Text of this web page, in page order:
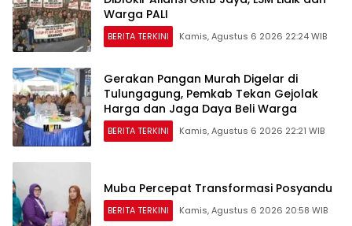
Warga PALI
BERITA TERKINI Kamis, Agustus 6 2026 22:24 WIB
Gerakan Pangan Murah Digelar di
Tulungagung, Pemkab Tekan Gejolak
Harga dan Jaga Daya Beli Warga
BERITA TERKINI Kamis, Agustus 6 2026 22:21 WIB
Muba Percepat Transformasi Posyandu
BERITA TERKINI Kamis, Agustus 6 2026 20:58 WIB